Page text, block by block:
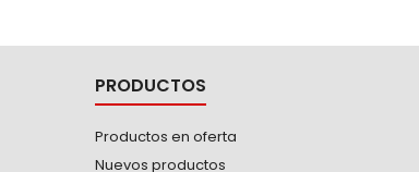
máxima...
PRODUCTOS
Productos en oferta
Nuevos productos